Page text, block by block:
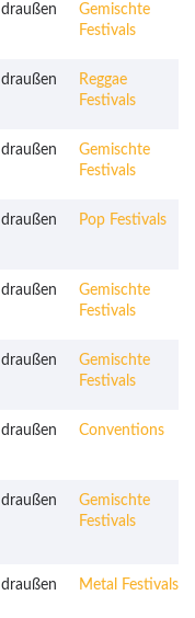
draußen
Gemischte
Festivals
draußen
Reggae
Festivals
draußen
Gemischte
Festivals
draußen Pop Festivals
draußen
Gemischte
Festivals
draußen
Gemischte
Festivals
draußen Conventions
draußen
Gemischte
Festivals
draußen Metal Festivals